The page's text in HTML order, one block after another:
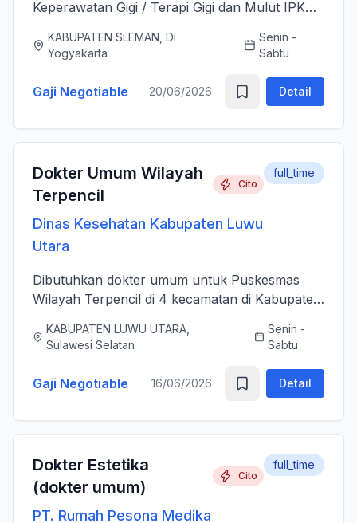
Keperawatan Gigi / Terapi Gigi dan Mulut IPK
(STR) yang masih aktif Memiliki ijazah dan
sertifikat pendu...
KABUPATEN SLEMAN, DI
Yogyakarta
Senin -
Sabtu
Gaji Negotiable 20/06/2026 Detail
Dokter Umum Wilayah
Terpencil
Cito
Dinas Kesehatan Kabupaten Luwu
Utara
full_time
Dibutuhkan dokter umum untuk Puskesmas
Wilayah Terpencil di 4 kecamatan di Kabupaten
KABUPATEN LUWU UTARA,
Sulawesi Selatan
Senin -
Sabtu
Gaji Negotiable 16/06/2026 Detail
Dokter Estetika
(dokter umum)
Cito
PT. Rumah Pesona Medika
full_time